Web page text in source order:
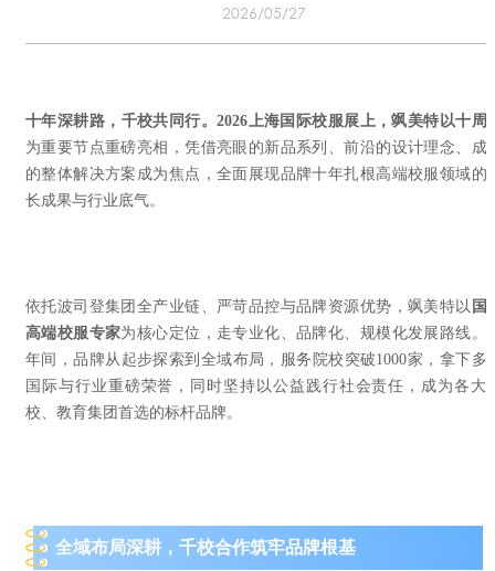
2026/05/27
十年深耕路，千校共同行。2026上海国际校服展上，飒美特以十周
为重要节点重磅亮相，凭借亮眼的新品系列、前沿的设计理念、成
的整体解决方案成为焦点，全面展现品牌十年扎根高端校服领域的
长成果与行业底气。
依托波司登集团全产业链、严苛品控与品牌资源优势， 飒美特以 国
高端校服专家为核心定位，走专业化、品牌化、规模化发展路线。
年间，品牌从起步探索到全域布局，服务院校突破1000家，拿下多
国际与行业重磅荣誉，同时坚持以公益践行社会责任， 成为各大
校、教育集团首选的标杆品牌。
全域布局深耕，千校合作筑牢品牌根基